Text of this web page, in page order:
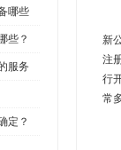
新
注
行
常
哪些
些？
服务
定？